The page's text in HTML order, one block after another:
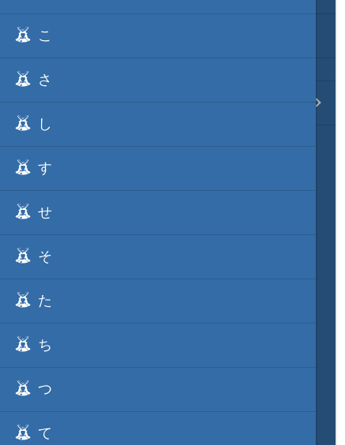
こ
さ
し
す
せ
そ
た
ち
つ
て